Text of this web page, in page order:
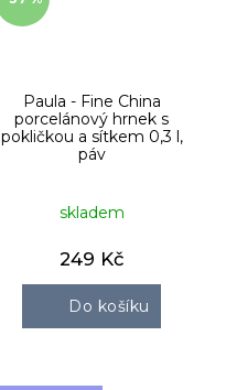
Paula - Fine China
porcelánový hrnek s
pokličkou a sítkem 0,3 l,
páv
skladem
249 Kč
Do košíku